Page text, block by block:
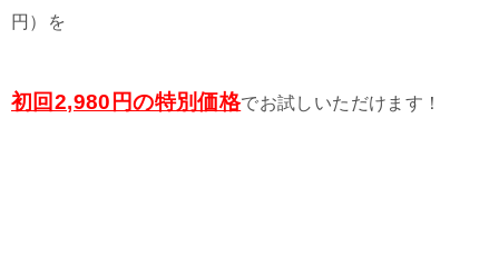
円）を
初回2,980円の特別価格でお試しいただけます！